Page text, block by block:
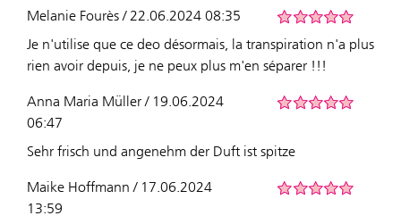
Melanie Fourès / 22.06.2024 08:35
Je n'utilise que ce deo désormais, la transpiration n'a plus
rien avoir depuis, je ne peux plus m'en séparer !!!
Anna Maria Müller / 19.06.2024
06:47
Sehr frisch und angenehm der Duft ist spitze
Maike Hoffmann / 17.06.2024
13:59